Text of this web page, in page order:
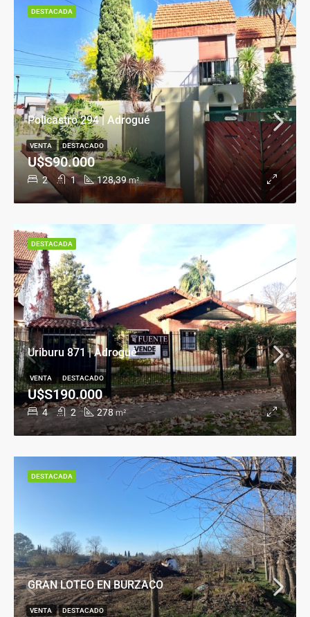
Policastro 294 | Adrogué
2 1 128,39 m²
U$S90.000
VENTA DESTACADO
DESTACADA
Uriburu 871 | Adrogué
4 2 278 m²
U$S190.000
VENTA DESTACADO
DESTACADA
GRAN LOTEO EN BURZACO
VENTA DESTACADO
DESTACADA